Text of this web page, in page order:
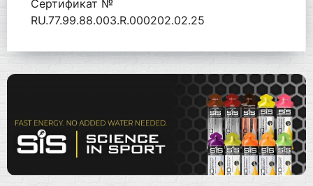
Сертификат №
RU.77.99.88.003.R.000202.02.25